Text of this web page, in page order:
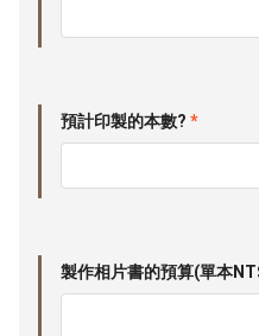
預計印製的本數? *
製作相片書的預算(單本